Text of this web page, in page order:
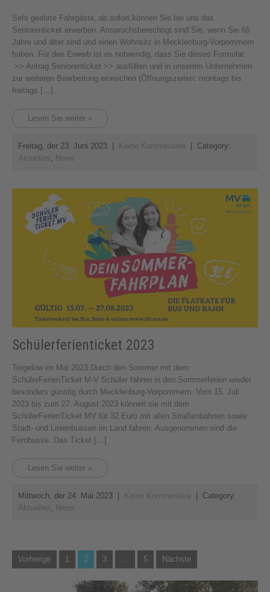
Sehr geehrte Fahrgäste, ab sofort können Sie bei uns das
Seniorenticket erwerben. Anspruchsberechtigt sind Sie, wenn Sie 65
Jahre und älter sind und einen Wohnsitz in Mecklenburg-Vorpommern
haben. Für den Erwerb ist es notwendig, dass Sie dieses Formular
>> Antrag Seniorenticket >> ausfüllen und in unserem Unternehmen
zur weiteren Bearbeitung einreichen (Öffnungszeiten: montags bis
freitags […]
Lesen Sie weiter »
Freitag, der 23. Juni 2023 Keine Kommentare
| Category:
Aktuelles, News
Schülerferienticket 2023
Torgelow im Mai 2023 Durch den Sommer mit dem
SchülerFerienTicket M-V Schüler fahren in den Sommerferien wieder
besonders günstig durch Mecklenburg-Vorpommern. Vom 15. Juli
2023 bis zum 27. August 2023 können sie mit dem
SchülerFerienTicket MV für 32 Euro mit allen Straßenbahnen sowie
Stadt- und Linienbussen im Land fahren. Ausgenommen sind die
Fernbusse. Das Ticket […]
Lesen Sie weiter »
Mittwoch, der 24. Mai 2023 Keine Kommentare
| Category:
Aktuelles
News
Seitennummerierung
der
Vorherige 1 2 3 5 Nächste